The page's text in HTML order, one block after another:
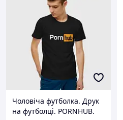
Чоловіча футболка. Друк
на футболці. PORNHUB.